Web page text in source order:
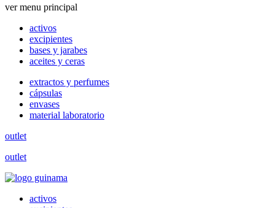
ver menu principal
activos
excipientes
bases y jarabes
aceites y ceras
extractos y perfumes
cápsulas
envases
material laboratorio
outlet
outlet
activos